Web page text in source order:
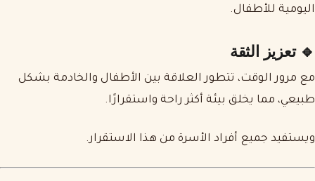
اليومية للأطفال.
🔹 تعزيز الثقة
مع مرور الوقت، تتطور العلاقة بين الأطفال والخادمة بشكل
طبيعي، مما يخلق بيئة أكثر راحة واستقرارًا.
ويستفيد جميع أفراد الأسرة من هذا الاستقرار.